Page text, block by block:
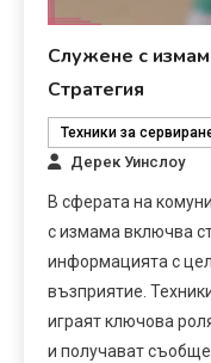
Служене с
Стратегия
Техники за
Дерек Уинслоу
В сферата на
с измама включва
информацията с
възприятие.
играят ключова
и получават